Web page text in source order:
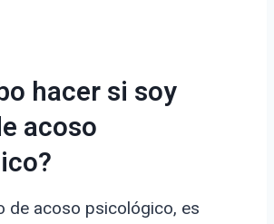
hacer si soy
acoso
de acoso psicológico, es